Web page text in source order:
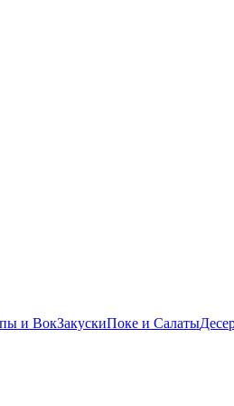
и ВокЗакускиПоке и Салаты